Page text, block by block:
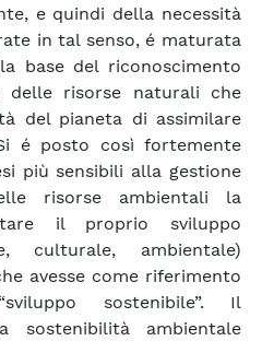
e quindi della necessità
in tal senso, é maturata
base del riconoscimento
delle risorse naturali che
del pianeta di assimilare
é posto così fortemente
più sensibili alla gestione
risorse ambientali la
il proprio sviluppo
culturale, ambientale)
avesse come riferimento
sostenibile”. Il
sostenibilità ambientale